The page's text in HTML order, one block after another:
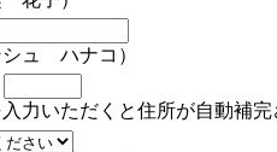
シュ ハナコ）
力いただくと住所が自動補完